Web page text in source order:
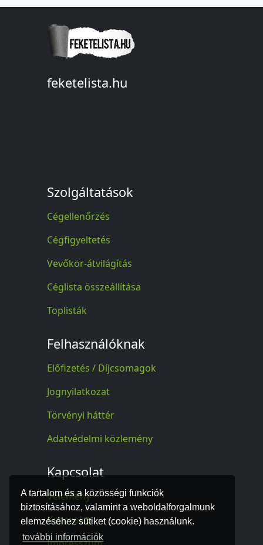
A tartalom és a közösségi funkciók
biztosításához, valamint a weboldalforgalmunk
elemzéséhez sütiket (cookie) használunk.
további információk
feketelista.hu
Szolgáltatások
Cégellenőrzés
Cégfigyeltetés
Vevőkör-átvilágítás
Céglista összeállítása
Toplisták
Felhasználóknak
Előfizetés / Díjcsomagok
Jognyilatkozat
Törvényi háttér
Adatvédelmi közlemény
Kapcsolat
Vélemény
Kapcsolat